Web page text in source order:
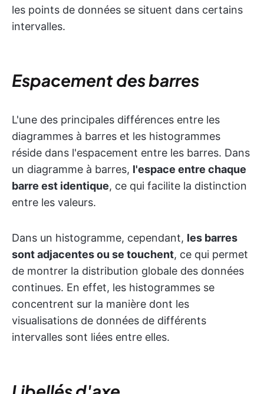
les points de données se situent dans certains
intervalles.
Espacement des barres
L'une des principales différences entre les
diagrammes à barres et les histogrammes
réside dans l'espacement entre les barres. Dans
un diagramme à barres, l'espace entre chaque
barre est identique, ce qui facilite la distinction
entre les valeurs.
Dans un histogramme, cependant, les barres
sont adjacentes ou se touchent, ce qui permet
de montrer la distribution globale des données
continues. En effet, les histogrammes se
concentrent sur la manière dont les
visualisations de données de différents
intervalles sont liées entre elles.